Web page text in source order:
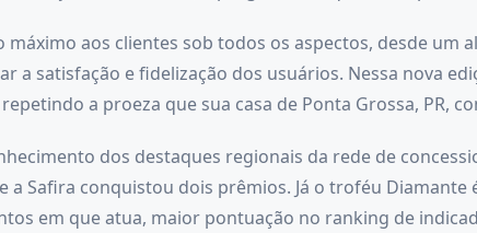
aos clientes sob todos os aspectos, desde um
satisfação e fidelização dos usuários. Nessa nova
a proeza que sua casa de Ponta Grossa, PR,
dos destaques regionais da rede de
Safira conquistou dois prêmios. Já o troféu Diamante
em que atua, maior pontuação no ranking de